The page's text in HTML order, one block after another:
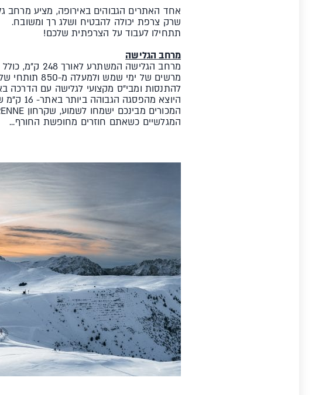
שרק צרפת יכולה להבטיח ושלג רך ומשובח.
תתחילו לעבוד על הצרפתית שלכם!
מרחב הגלישה
מרשים של ימי
להתנסות ומבי"ס מקצועי לגלישה עם הדרכה
היוצא מהפסגה הגבוהה ביותר באתר- 16 ק"מ של שיכרון חושים.
המגלשיים כשאתם חוזרים מחופשת החורף...